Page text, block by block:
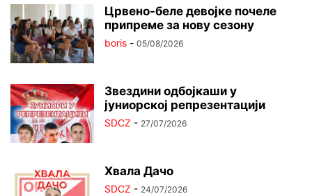
Црвено-беле девојке почеле
припреме за нову сезону
boris - 05/08/2026
Звездини одбојкаши у
јуниорској репрезентацији
SDCZ - 27/07/2026
Хвала Дачо
SDCZ - 24/07/2026